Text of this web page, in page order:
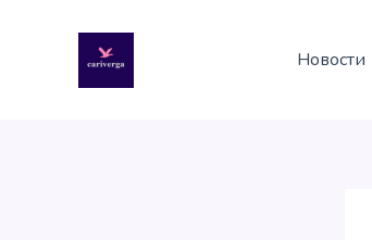
содержимому
Новости